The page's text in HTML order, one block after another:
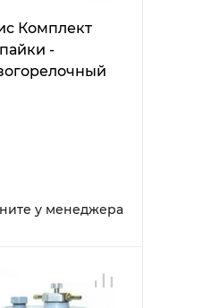
Комплект
-
у менеджера